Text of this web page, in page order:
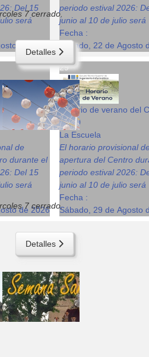
Del 15
será
de 2026
periodo estival 2026:
junio al 10 de julio será
Fecha :
Sábado, 22 de Agosto
del Centro
de
durante el
Del 15
será
de 2026
29
Horario de verano del
08:00
La Escuela
El horario provisional
apertura del Centro
periodo estival 2026:
junio al 10 de julio será
Fecha :
Sábado, 29 de Agosto
7 cerrado.
Detalles
7 cerrado.
Detalles